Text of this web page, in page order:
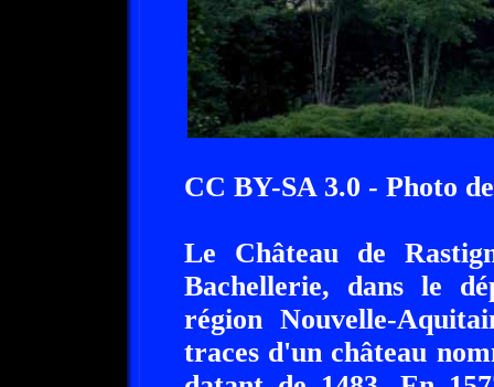
CC BY-SA 3.0 - Photo
Le Château de
Bachellerie, dans le
région Nouvelle-
traces d'un château